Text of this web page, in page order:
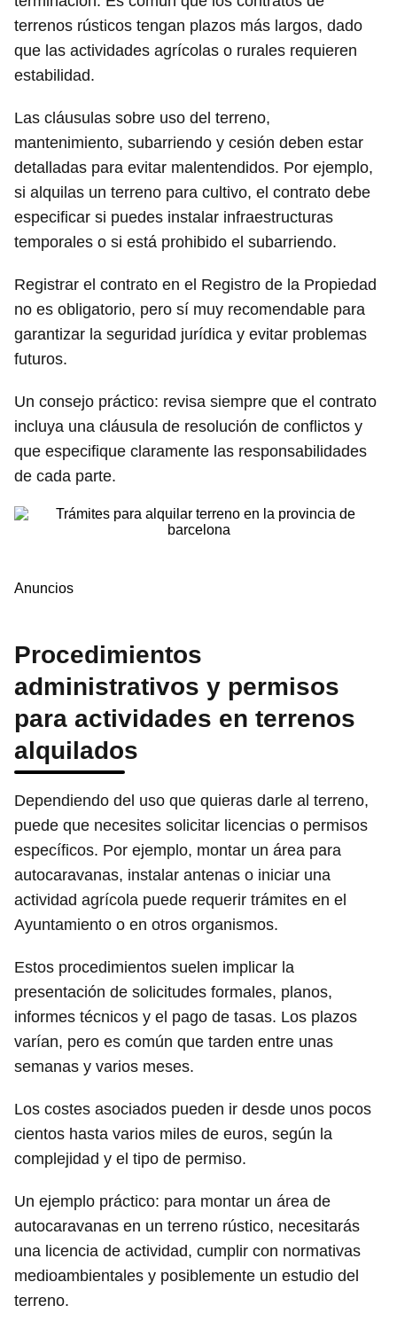
terrenos rústicos tengan plazos más largos, dado
que las actividades agrícolas o rurales requieren
estabilidad.
Las cláusulas sobre uso del terreno,
mantenimiento, subarriendo y cesión deben estar
detalladas para evitar malentendidos. Por ejemplo,
si alquilas un terreno para cultivo, el contrato debe
especificar si puedes instalar infraestructuras
temporales o si está prohibido el subarriendo.
Registrar el contrato en el Registro de la Propiedad
no es obligatorio, pero sí muy recomendable para
garantizar la seguridad jurídica y evitar problemas
futuros.
Un consejo práctico: revisa siempre que el contrato
incluya una cláusula de resolución de conflictos y
que especifique claramente las responsabilidades
de cada parte.
Anuncios
Procedimientos
administrativos y permisos
para actividades en terrenos
alquilados
Dependiendo del uso que quieras darle al terreno,
puede que necesites solicitar licencias o permisos
específicos. Por ejemplo, montar un área para
autocaravanas, instalar antenas o iniciar una
actividad agrícola puede requerir trámites en el
Ayuntamiento o en otros organismos.
Estos procedimientos suelen implicar la
presentación de solicitudes formales, planos,
informes técnicos y el pago de tasas. Los plazos
varían, pero es común que tarden entre unas
semanas y varios meses.
Los costes asociados pueden ir desde unos pocos
cientos hasta varios miles de euros, según la
complejidad y el tipo de permiso.
Un ejemplo práctico: para montar un área de
autocaravanas en un terreno rústico, necesitarás
una licencia de actividad, cumplir con normativas
medioambientales y posiblemente un estudio del
terreno.